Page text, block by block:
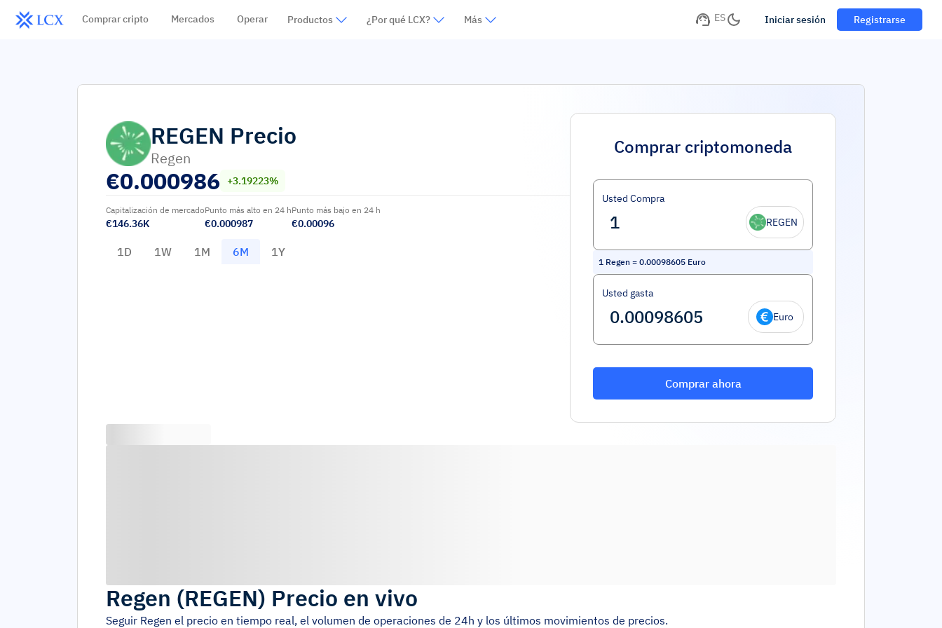
Comprar cripto Mercados Operar Productos ¿Por qué LCX? Más ES Iniciar sesión Registrarse
REGEN Precio
Regen
€0.000986 +3.19223%
Capitalización de mercado
€146.36K
Punto más alto en 24 h
€0.000987
Punto más bajo en 24 h
€0.00096
1D 1W 1M 6M 1Y
Comprar criptomoneda
Usted Compra
REGEN
1 Regen = 0.00098605 Euro
Usted gasta
Euro
Comprar ahora
Regen (REGEN) Precio en vivo
Seguir Regen el precio en tiempo real, el volumen de operaciones de 24h y los últimos movimientos de precios.